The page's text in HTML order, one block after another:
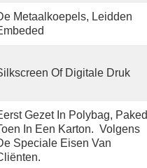
Metaalkoepels, Leidden
Of Digitale Druk
Gezet In Polybag, Paked
In Een Karton.  Volgens
Speciale Eisen Van